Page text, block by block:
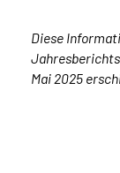
Diese
Mai 2025